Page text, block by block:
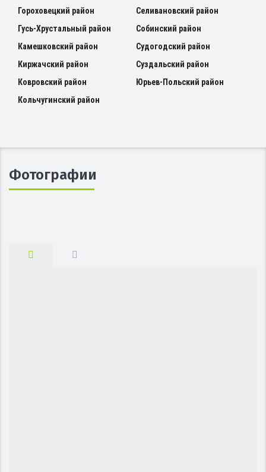
Гороховецкий район
Гусь-Хрустальный район
Камешковский район
Киржачский район
Ковровский район
Кольчугинский район
Селивановский район
Собинский район
Судогодский район
Суздальский район
Юрьев-Польский район
Фотографии